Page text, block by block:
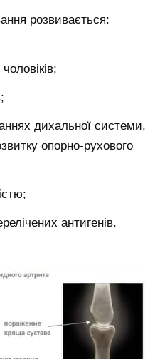
розвивається:
дихальної системи,
опорно-рухового
антигенів.